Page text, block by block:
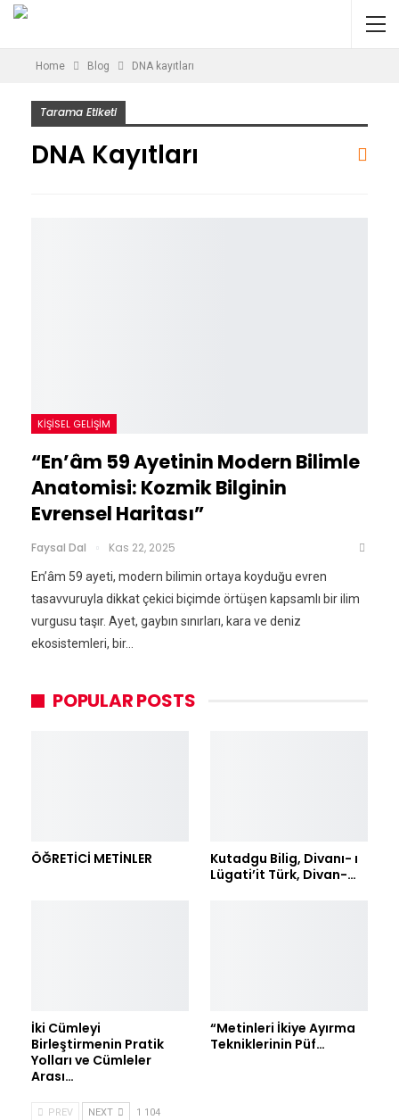
Home Blog DNA kayıtları
Tarama Etiketi
DNA Kayıtları
KIŞISEL GELIŞIM
“En’âm 59 Ayetinin Modern Bilimle
Anatomisi: Kozmik Bilginin
Evrensel Haritası”
Faysal Dal Kas 22, 2025
En’âm 59 ayeti, modern bilimin ortaya koyduğu evren
tasavvuruyla dikkat çekici biçimde örtüşen kapsamlı bir ilim
vurgusu taşır. Ayet, gaybın sınırları, kara ve deniz
ekosistemleri, bir…
POPULAR POSTS
ÖĞRETİCİ METİNLER
Kutadgu Bilig, Divanı- ı
Lügati’it Türk, Divan-…
İki Cümleyi
Birleştirmenin Pratik
Yolları ve Cümleler
Arası…
“Metinleri İkiye Ayırma
Tekniklerinin Püf…
PREV NEXT 1 104